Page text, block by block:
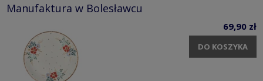
Manufaktura w Bolesławcu
69,90 zł
DO KOSZYKA